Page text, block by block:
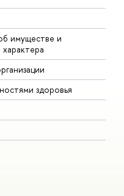
имуществе и
здоровья